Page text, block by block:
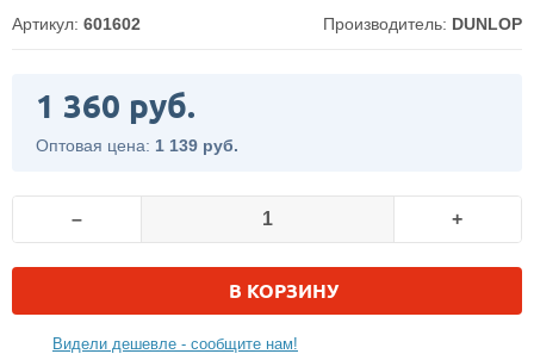
Артикул: 601602 Производитель: DUNLOP
1 360 руб.
Оптовая цена: 1 139 руб.
– +
В КОРЗИНУ
Видели дешевле - сообщите нам!